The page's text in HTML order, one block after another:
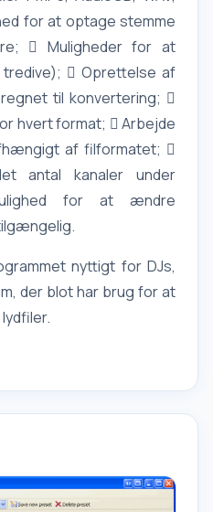
for at optage stemme
 Muligheder for at
 Oprettelse af
til konvertering; 
hvert format;  Arbejde
af filformatet; 
antal kanaler under
for at ændre
nyttigt for DJs,
der blot har brug for at